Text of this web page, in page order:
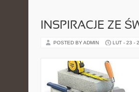
INSPIRACJE ZE
POSTED BY ADMIN LUT - 23 -